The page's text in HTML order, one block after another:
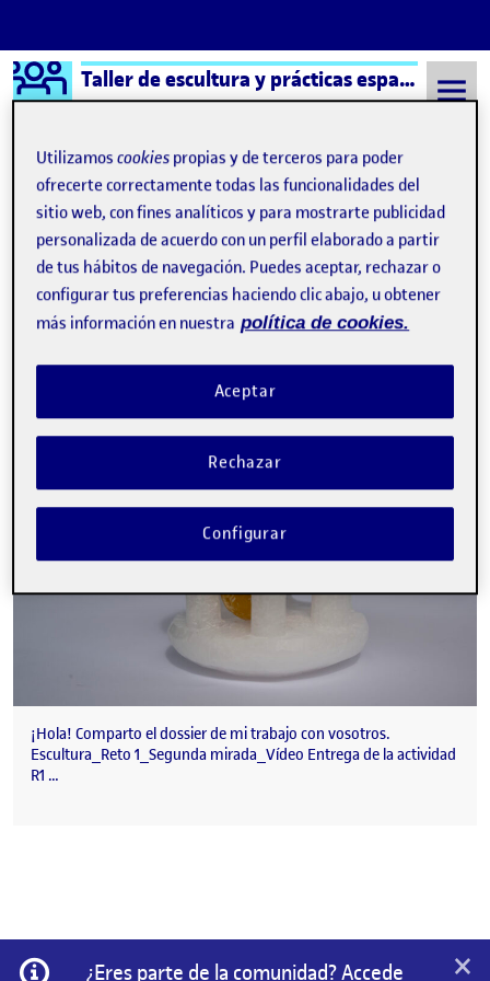
Saltar al contenido
Logo Ágora Taller de escultura y prácticas espaciales – Aula 2
Semestre 20232 - Aula 2 María Consuelo Alvarez Pastor
María Consuelo Alvarez
Pastor
Reto 1 – Dossier
María Consuelo Alvarez Pastor
¡Hola! Comparto el dossier de mi trabajo con vosotros.
Escultura_Reto 1_Segunda mirada_Vídeo Entrega de la actividad
R1 …
Información
¿Eres parte de la comunidad? Accede ×
Utilizamoscookies propias y de terceros para poder
ofrecerte correctamente todas las funcionalidades del
sitio web, con fines analíticos y para mostrarte publicidad
personalizada de acuerdo con un perfil elaborado a partir
de tus hábitos de navegación. Puedes aceptar, rechazar o
configurar tus preferencias haciendo clic abajo, u obtener
más información en nuestra política de cookies.
Rechazar
Aceptar
Configurar